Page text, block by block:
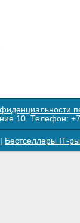
10. Телефон:
Бестселлеры IT-